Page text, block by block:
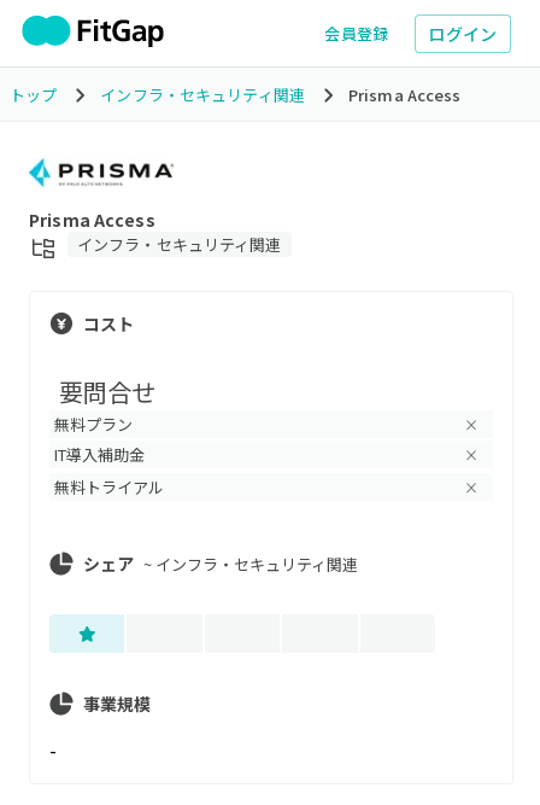
会員登録 ログイン
トップ インフラ・セキュリティ関連 Prisma Access
Prisma Access
インフラ・セキュリティ関連
コスト
要問合せ
無料プラン ×
IT導入補助金 ×
無料トライアル ×
シェア ~ インフラ・セキュリティ関連
事業規模
-